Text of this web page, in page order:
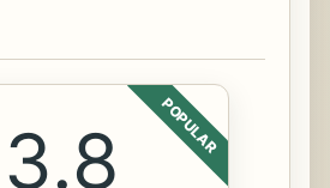
POPULAR
3.8